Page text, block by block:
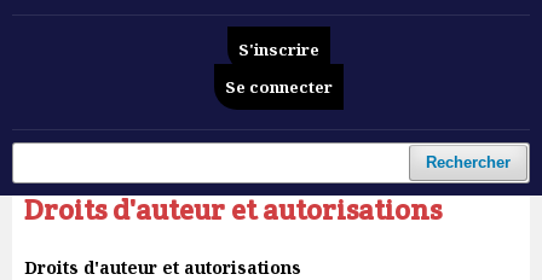
S'inscrire
Se connecter
Rechercher
Droits d'auteur et autorisations
Droits d'auteur et autorisations
Droits d'auteur et autorisations